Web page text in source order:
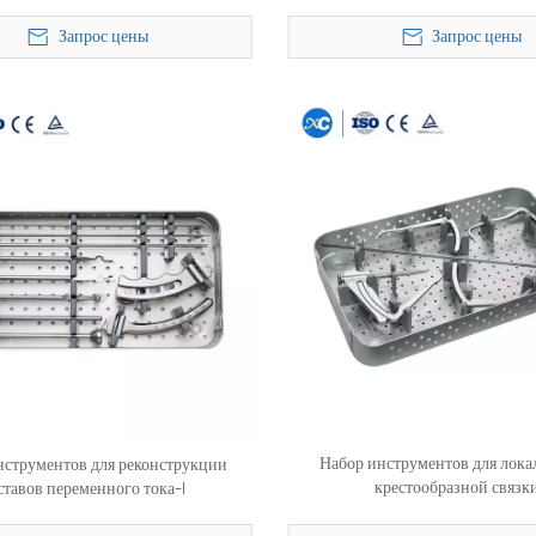
Запрос цены Запрос цены
для реконструкции
переменного тока-I
Набор инструментов для
крестообразной